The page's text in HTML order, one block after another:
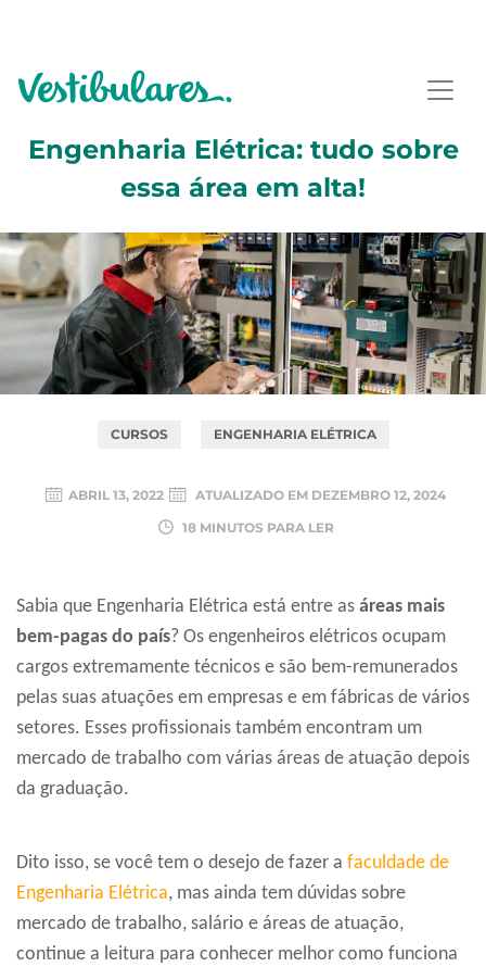
Engenharia Elétrica: tudo sobre
essa área em alta!
CURSOS ENGENHARIA ELÉTRICA
ABRIL 13, 2022 ATUALIZADO EM DEZEMBRO 12, 2024
18 MINUTOS PARA LER
Sabia que Engenharia Elétrica está entre as áreas mais
bem-pagas do país? Os engenheiros elétricos ocupam
cargos extremamente técnicos e são bem-remunerados
pelas suas atuações em empresas e em fábricas de vários
setores. Esses profissionais também encontram um
mercado de trabalho com várias áreas de atuação depois
da graduação.
Dito isso, se você tem o desejo de fazer a faculdade de
Engenharia Elétrica, mas ainda tem dúvidas sobre
mercado de trabalho, salário e áreas de atuação,
continue a leitura para conhecer melhor como funciona